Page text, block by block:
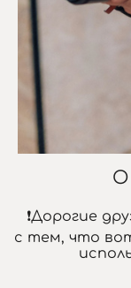
О
❗Дорогие
с тем, что